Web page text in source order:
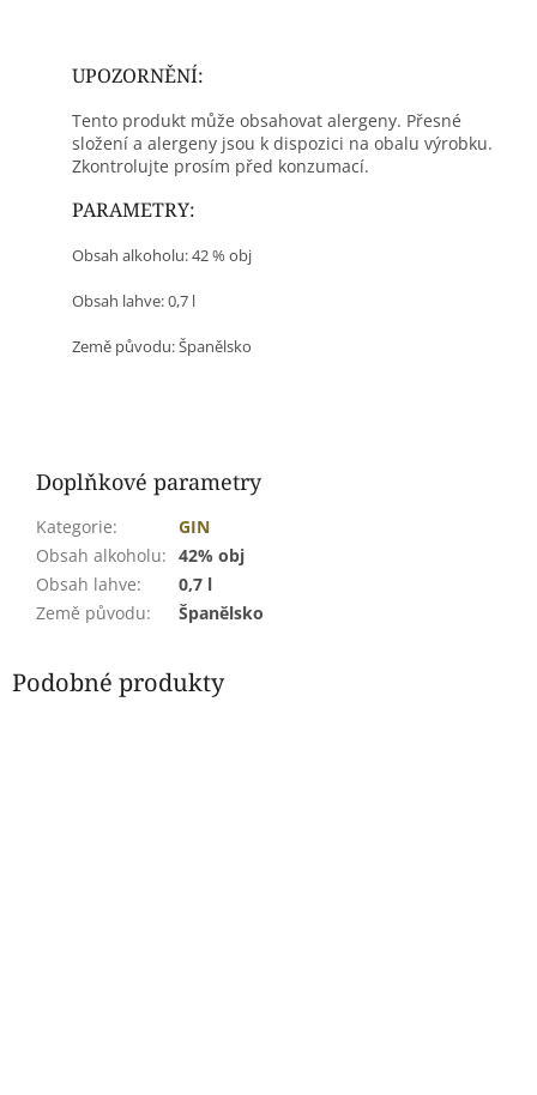
UPOZORNĚNÍ:
Tento produkt může obsahovat alergeny. Přesné
složení a alergeny jsou k dispozici na obalu výrobku.
Zkontrolujte prosím před konzumací.
PARAMETRY:
Obsah alkoholu: 42 % obj
Obsah lahve: 0,7 l
Země původu:Španělsko
Doplňkové parametry
Kategorie:
GIN
Obsah alkoholu: 42% obj
Obsah lahve:
0,7 l
Země původu: Španělsko
Podobné produkty